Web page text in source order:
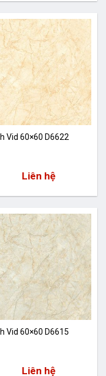
Vid 60×60 D6622
Liên hệ
Vid 60×60 D6615
Liên hệ